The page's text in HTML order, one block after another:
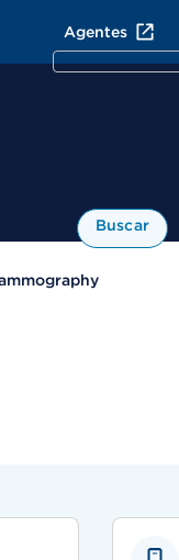
Agentes
Buscar